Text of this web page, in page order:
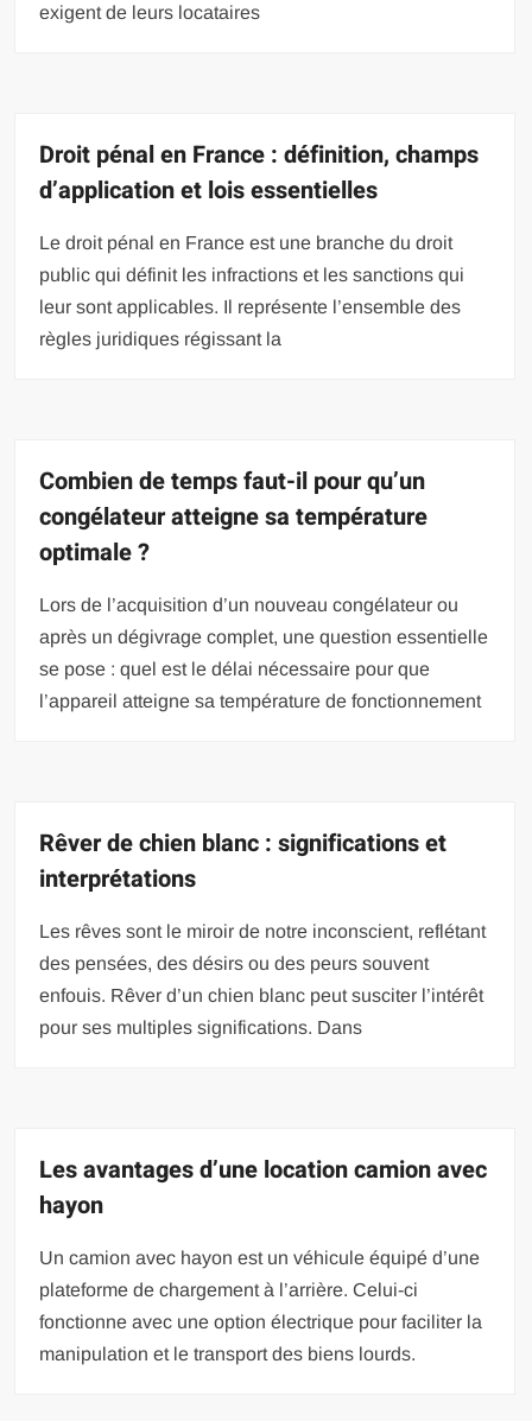
exigent de leurs locataires
Droit pénal en France : définition, champs
d’application et lois essentielles
Le droit pénal en France est une branche du droit
public qui définit les infractions et les sanctions qui
leur sont applicables. Il représente l’ensemble des
règles juridiques régissant la
Combien de temps faut-il pour qu’un
congélateur atteigne sa température
optimale ?
Lors de l’acquisition d’un nouveau congélateur ou
après un dégivrage complet, une question essentielle
se pose : quel est le délai nécessaire pour que
l’appareil atteigne sa température de fonctionnement
Rêver de chien blanc : significations et
interprétations
Les rêves sont le miroir de notre inconscient, reflétant
des pensées, des désirs ou des peurs souvent
enfouis. Rêver d’un chien blanc peut susciter l’intérêt
pour ses multiples significations. Dans
Les avantages d’une location camion avec
hayon
Un camion avec hayon est un véhicule équipé d’une
plateforme de chargement à l’arrière. Celui-ci
fonctionne avec une option électrique pour faciliter la
manipulation et le transport des biens lourds.